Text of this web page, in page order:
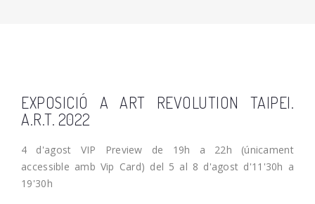
EXPOSICIÓ A ART REVOLUTION TAIPEI.
A.R.T. 2022
4 d'agost VIP Preview de 19h a 22h (únicament
accessible amb Vip Card) del 5 al 8 d'agost d'11'30h a
19'30h